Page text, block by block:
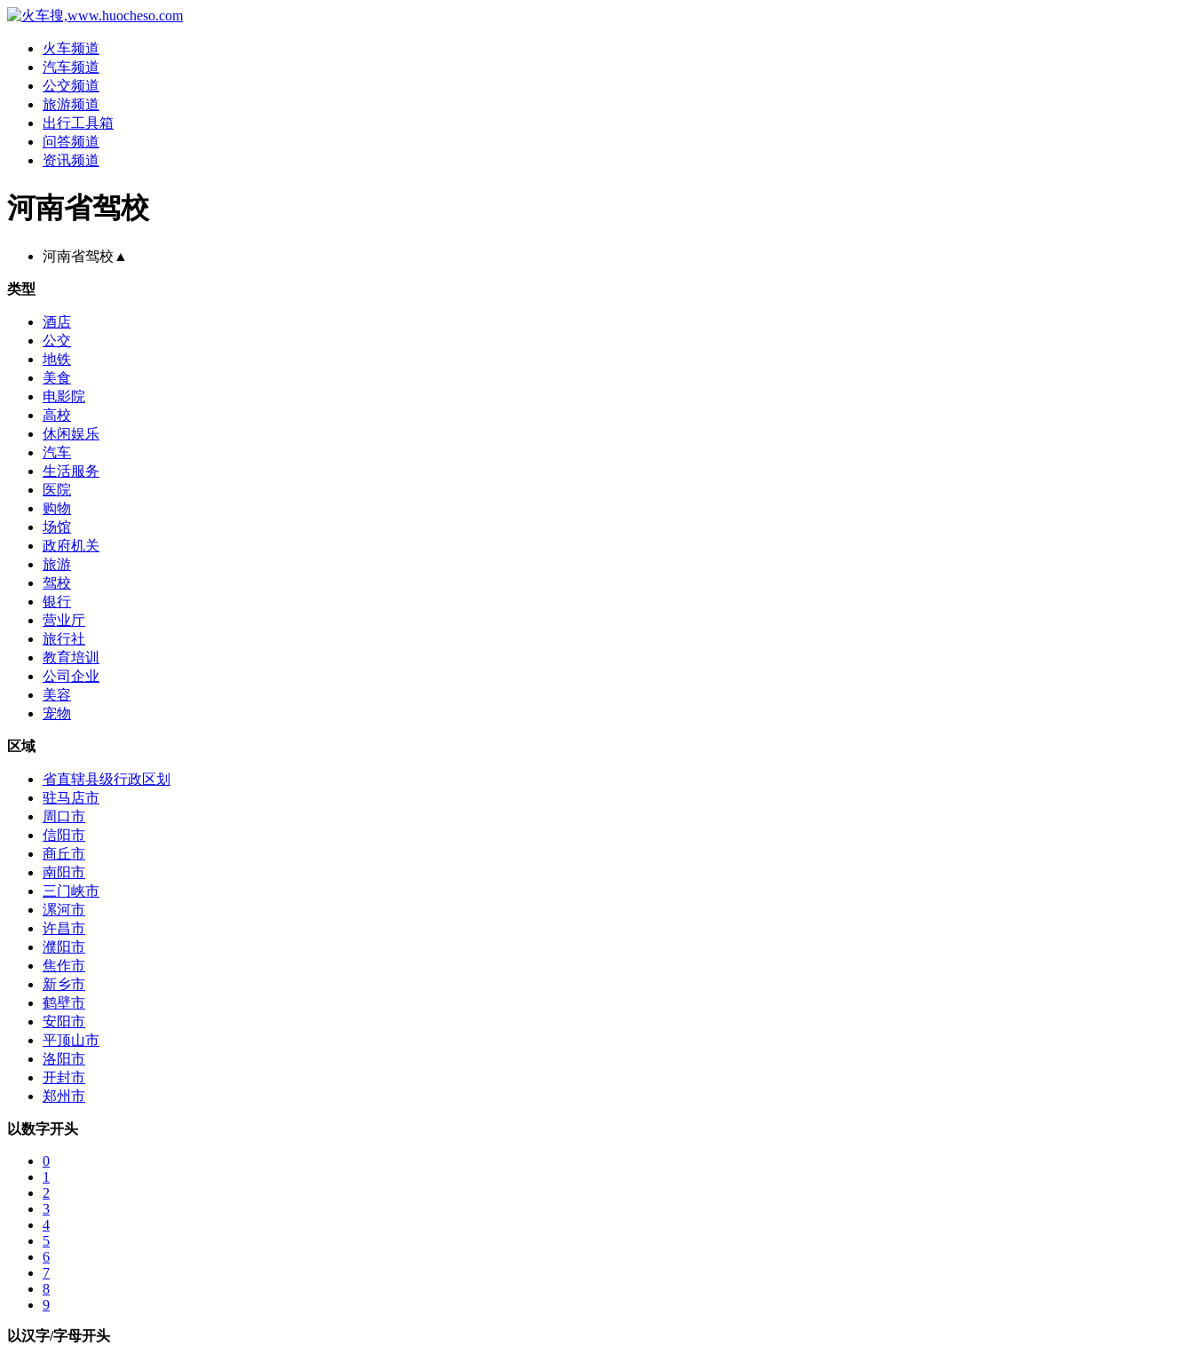
火车频道
汽车频道
公交频道
旅游频道
出行工具箱
问答频道
资讯频道
河南省驾校
河南省驾校 ▲
类型
酒店
公交
地铁
美食
电影院
高校
休闲娱乐
汽车
生活服务
医院
购物
场馆
政府机关
旅游
驾校
银行
营业厅
旅行社
教育培训
公司企业
美容
宠物
区域
省直辖县级行政区划
驻马店市
周口市
信阳市
商丘市
南阳市
三门峡市
漯河市
许昌市
濮阳市
焦作市
新乡市
鹤壁市
安阳市
平顶山市
洛阳市
开封市
郑州市
以数字开头
0
1
2
3
4
5
6
7
8
9
以汉字/字母开头